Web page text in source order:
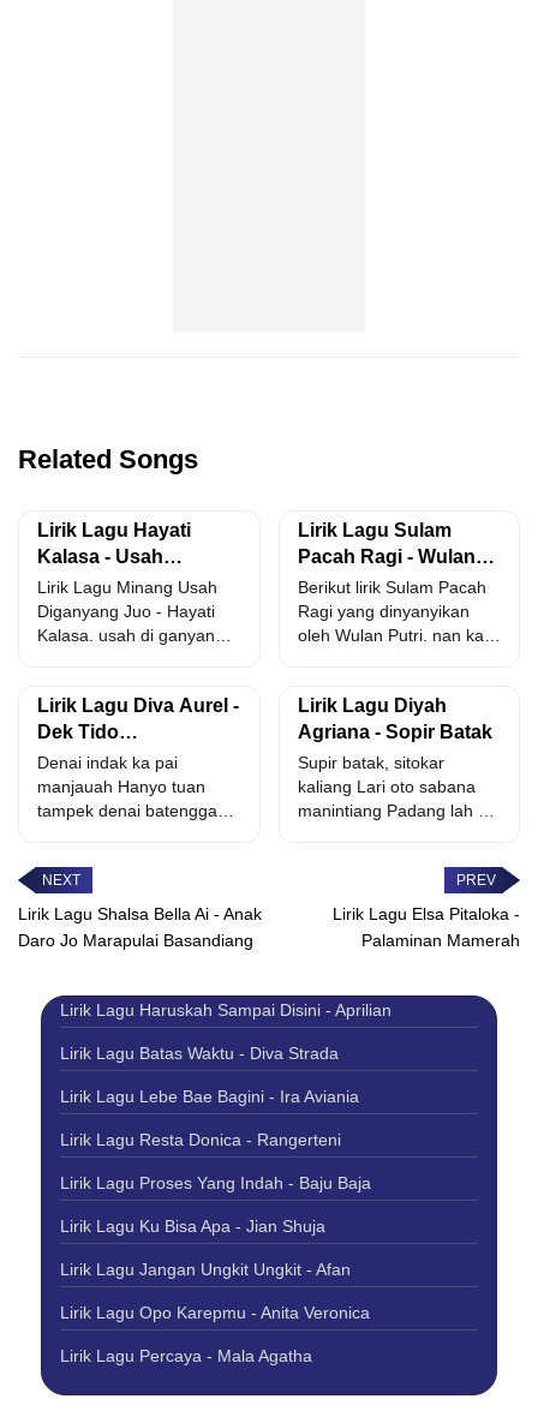
Related Songs
Lirik Lagu Hayati
Kalasa - Usah
Diganyang Juo
Lirik Lagu Minang Usah
Diganyang Juo - Hayati
Kalasa. usah di ganyang
Lirik Lagu Sulam
Pacah Ragi - Wulan
Putri
Berikut lirik Sulam Pacah
Ragi yang dinyanyikan
oleh Wulan Putri. nan ka
Lirik Lagu Diva Aurel -
Dek Tido
Manampuang Juo
Denai indak ka pai
manjauah Hanyo tuan
tampek denai batenggang
Lirik Lagu Diyah
Agriana - Sopir Batak
Supir batak, sitokar
kaliang Lari oto sabana
manintiang Padang lah ka
Lirik Lagu Shalsa Bella Ai - Anak
Daro Jo Marapulai Basandiang
Lirik Lagu Elsa Pitaloka -
Palaminan Mamerah
Lirik Lagu Haruskah Sampai Disini - Aprilian
Lirik Lagu Batas Waktu - Diva Strada
Lirik Lagu Lebe Bae Bagini - Ira Aviania
Lirik Lagu Resta Donica - Rangerteni
Lirik Lagu Proses Yang Indah - Baju Baja
Lirik Lagu Ku Bisa Apa - Jian Shuja
Lirik Lagu Jangan Ungkit Ungkit - Afan
Lirik Lagu Opo Karepmu - Anita Veronica
Lirik Lagu Percaya - Mala Agatha